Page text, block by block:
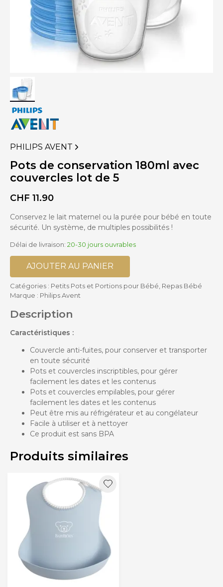
VOIR
PLUS
DE
PRODUITS
PHILIPS AVENT
Pots de conservation 180ml avec
couvercles lot de 5
CHF 11.90
Conservez le lait maternel ou la purée pour bébé en toute
sécurité. Un système, de multiples possibilités !
Délai de livraison: 20-30 jours ouvrables
AJOUTER AU PANIER
Catégories : Petits Pots et Portions pour Bébé Repas Bébé
Marque : Philips Avent
Description
Caractéristiques :
Couvercle anti-fuites, pour conserver et transporter
en toute sécurité
Pots et couvercles inscriptibles, pour gérer
facilement les dates et les contenus
Pots et couvercles empilables, pour gérer
facilement les dates et les contenus
Peut être mis au réfrigérateur et au congélateur
Facile à utiliser et à nettoyer
Ce produit est sans BPA
Produits similaires